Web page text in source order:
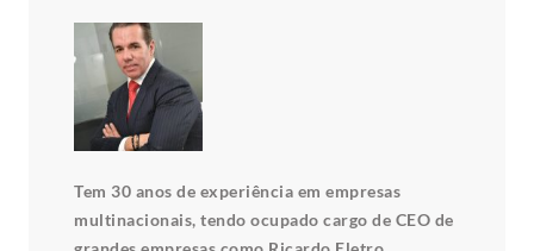
Tem 30 anos de experiência em empresas
multinacionais, tendo ocupado cargo de CEO de